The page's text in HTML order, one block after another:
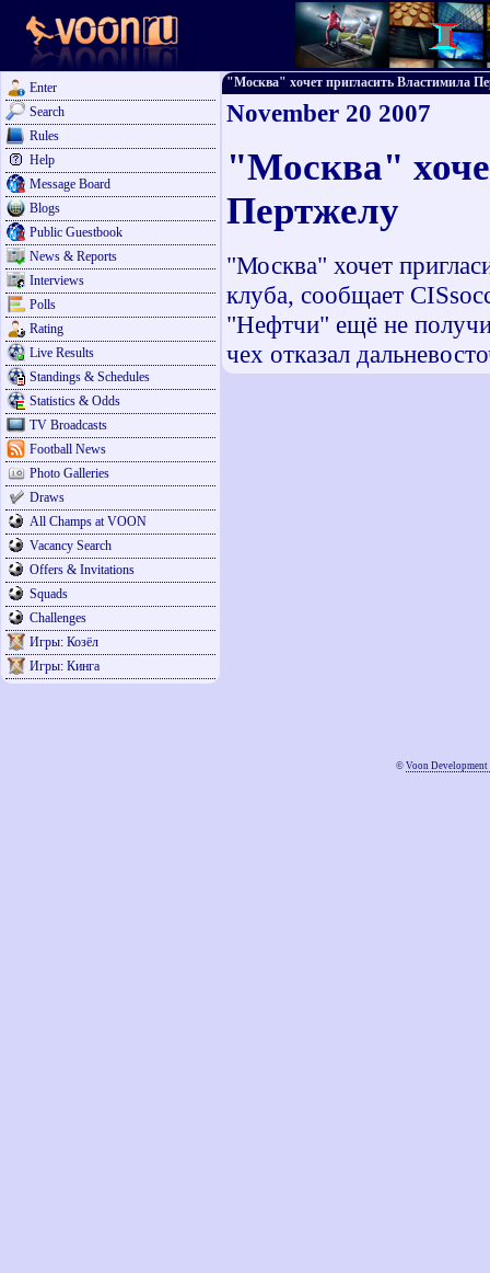
Enter
Search
Rules
Help
Message Board
Blogs
Public Guestbook
News & Reports
Interviews
Polls
Rating
Live Results
Standings & Schedules
Statistics & Odds
TV Broadcasts
Football News
Photo Galleries
Draws
All Champs at VOON
Vacancy Search
Offers & Invitations
Squads
Challenges
Игры: Козёл
Игры: Кинга
"Москва" хочет пригласить Властимила
November 20 2007
"Москва"
Пертжелу
"Москва" хочет
клуба, сообщает
"Нефтчи" ещё не
чех отказал
© Voon Development